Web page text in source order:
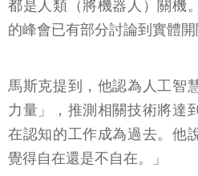
都是人類（將機器人）關機
的峰會已有部分討論到實體開
馬斯克提到，他認為人工智
力量」，推測相關技術將達
在認知的工作成為過去。他
覺得自在還是不自在。」